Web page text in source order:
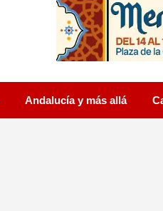
Andalucía y más allá